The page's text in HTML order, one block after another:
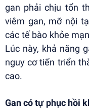
gan phải chịu tổn
viêm gan, mỡ nội
các tế bào khỏe
Lúc này, khả năng
nguy cơ tiến triển
cao.
Gan có tự phục hồi